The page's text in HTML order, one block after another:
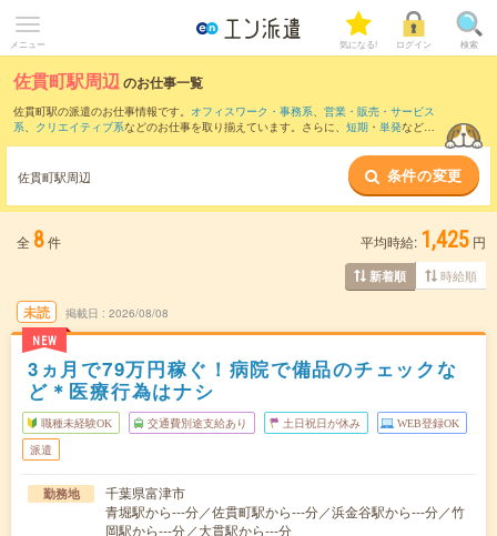
メニュー 気になる! ログイン 検索
佐貫町駅周辺のお仕事一覧
佐貫町駅の派遣のお仕事情報です。 オフィスワーク・事務系、 営業・販売・サービス
系、 クリエイティブ系などのお仕事を取り揃えています。さらに、 短期 ・ 単発などの
また、木更津駅
など近隣駅のお仕事もご確認い
ただけます。
佐貫町駅周辺 条件の変更
全 8件 平均時給: 1,425 円
新着順 時給順
未読
NEW
掲載日 2026/08/08
3ヵ月で79万円稼ぐ！病院で備品のチェックな
ど＊医療行為はナシ
職種未経験OK 交通費別途支給あり 土日祝日が休み WEB登録OK
派遣
勤務地
千葉県富津市
青堀駅から---分／佐貫町駅から---分／浜金谷駅から---分／竹
岡駅から---分／大貫駅から---分